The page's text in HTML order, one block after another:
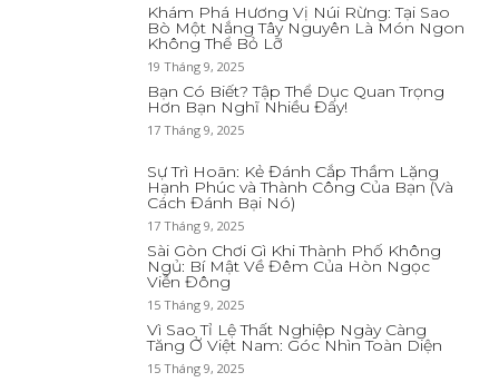
Khám Phá Hương Vị Núi Rừng: Tại Sao
Bò Một Nắng Tây Nguyên Là Món Ngon
Không Thể Bỏ Lỡ
19 Tháng 9, 2025
Bạn Có Biết? Tập Thể Dục Quan Trọng
Hơn Bạn Nghĩ Nhiều Đấy!
17 Tháng 9, 2025
Sự Trì Hoãn: Kẻ Đánh Cắp Thầm Lặng
Hạnh Phúc và Thành Công Của Bạn (Và
Cách Đánh Bại Nó)
17 Tháng 9, 2025
Sài Gòn Chơi Gì Khi Thành Phố Không
Ngủ: Bí Mật Về Đêm Của Hòn Ngọc
Viễn Đông
15 Tháng 9, 2025
Vì Sao Tỉ Lệ Thất Nghiệp Ngày Càng
Tăng Ở Việt Nam: Góc Nhìn Toàn Diện
15 Tháng 9, 2025